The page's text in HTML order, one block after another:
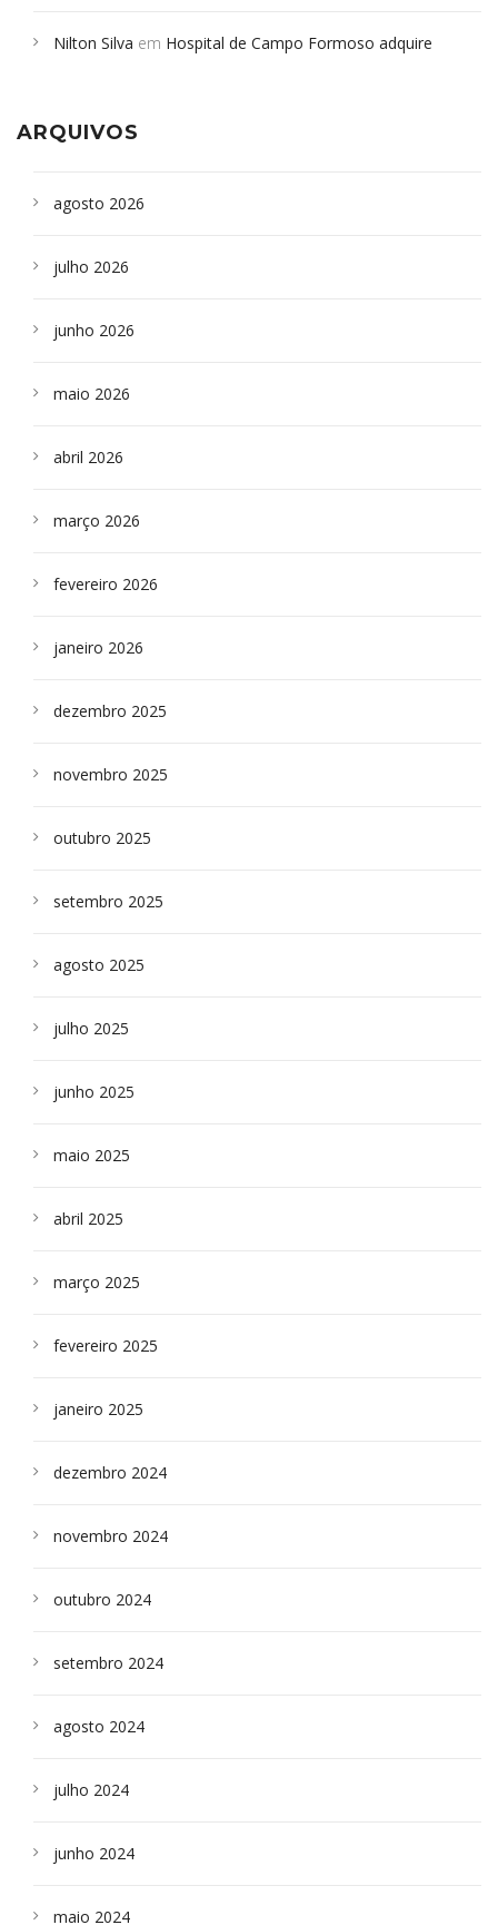
Campoformosenses que morreram em desabamentos são
Nilton Silva em Hospital de Campo Formoso adquire
ARQUIVOS
agosto 2026
julho 2026
junho 2026
maio 2026
abril 2026
março 2026
fevereiro 2026
janeiro 2026
dezembro 2025
novembro 2025
outubro 2025
setembro 2025
agosto 2025
julho 2025
junho 2025
maio 2025
abril 2025
março 2025
fevereiro 2025
janeiro 2025
dezembro 2024
novembro 2024
outubro 2024
setembro 2024
agosto 2024
julho 2024
junho 2024
maio 2024